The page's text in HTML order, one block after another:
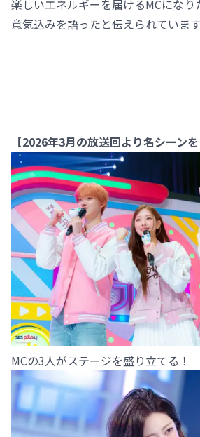
楽しいエネルギーを届けるMCになり
意気込みを語ったと伝えられています
【2026年3月の放送回より名シーン
MCの3人がステージを盛り立てる！